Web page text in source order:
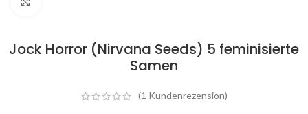
Jock Horror (Nirvana Seeds) 5 feminisierte
Samen
(1 Kundenrezension)